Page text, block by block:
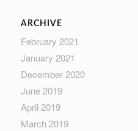
ARCHIVE
February 2021
January 2021
December 2020
June 2019
April 2019
March 2019